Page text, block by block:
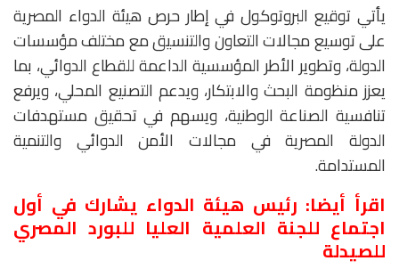
يأتي توقيع البروتوكول في إطار حرص هيئة الدواء المصرية
على توسيع مجالات التعاون والتنسيق مع مختلف مؤسسات
الدولة، وتطوير الأطر المؤسسية الداعمة للقطاع الدوائي، بما
يعزز منظومة البحث والابتكار، ويدعم التصنيع المحلي، ويرفع
تنافسية الصناعة الوطنية، ويسهم في تحقيق مستهدفات
الدولة المصرية في مجالات الأمن الدوائي والتنمية
المستدامة.
اقرأ أيضا: رئيس هيئة الدواء يشارك في أول
اجتماع للجنة العلمية العليا للبورد المصري
للصيدلة